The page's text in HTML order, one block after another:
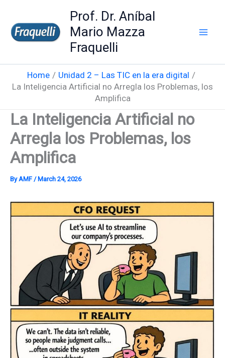
content
Prof. Dr. Aníbal
Mario Mazza
Fraquelli
Home
Unidad 2 – Las TIC en la era digital
La Inteligencia Artificial no Arregla los Problemas, los
Amplifica
La Inteligencia Artificial no
Arregla los Problemas, los
Amplifica
ByAMF / March 24, 2026